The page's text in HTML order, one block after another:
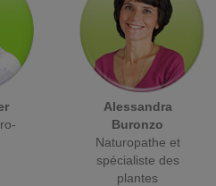
Alessandra
Buronzo
Naturopathe et
spécialiste des
plantes